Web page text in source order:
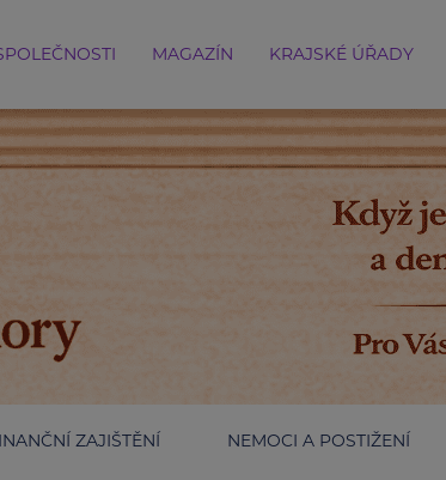
MAGAZÍN KRAJSKÉ ÚŘADY
ZAJIŠTĚNÍ NEMOCI A POSTIŽENÍ